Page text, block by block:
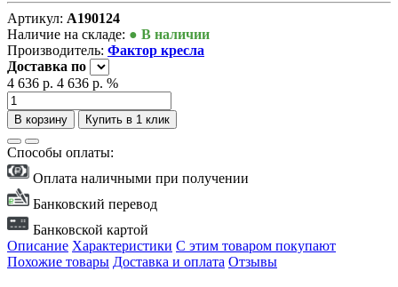
Артикул: А190124
Наличие на складе: ● В наличии
Производитель: Фактор кресла
Доставка по
4 636 р. 4 636 р. %
В корзину Купить в 1 клик
Способы оплаты:
Оплата наличными при получении
Банковский перевод
Банковской картой
Описание Характеристики С этим товаром покупают
Похожие товары Доставка и оплата Отзывы